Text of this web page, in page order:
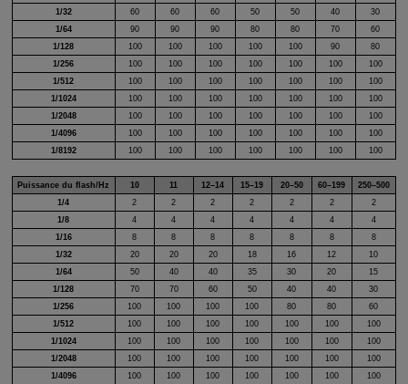
1/32
60 60 60 50 50 40
30
1/64
90 90 90 80 80 70
60
1/128
100 100 100 100 100 90
80
1/256
100 100 100 100 100 100
100
1/512
100 100 100 100 100 100
100
1/1024
100 100 100 100 100 100
100
1/2048
100 100 100 100 100 100
100
1/4096
100 100 100 100 100 100
100
1/8192
100 100 100 100 100 100 100
Puissance du flash/Hz 10 11 12–14 15–19 20–50 60–199
250–500
1/4
2 2 2 2 2 2
2
1/8
4 4 4 4 4 4
4
1/16
8 8 8 8 8 8
8
1/32
20 20 20 18 16 12
10
1/64
50 40 40 35 30 20
15
1/128
70 70 60 50 40 40
30
1/256
100 100 100 100 80 80
60
1/512
100 100 100 100 100 100
100
1/1024
100 100 100 100 100 100
100
1/2048
100 100 100 100 100 100
100
1/4096
100 100 100 100 100 100 100